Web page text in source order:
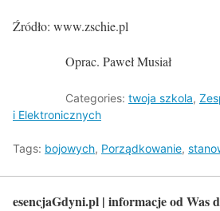
Źródło: www.zschie.pl
Oprac. Paweł Musiał
Categories: twoja szkola,
i Elektronicznych
Tags: bojowych, Porządkowanie,
esencjaGdyni.pl | informacje od Was